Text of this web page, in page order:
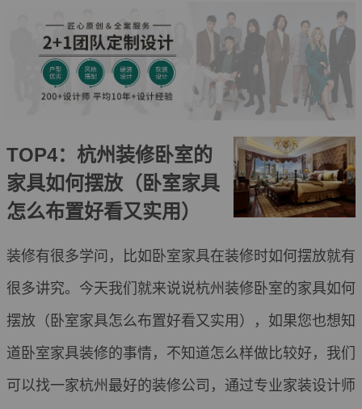
TOP4：杭州装修卧室的
家具如何摆放（卧室家具
怎么布置好看又实用）
装修有很多学问，比如卧室家具在装修时如何摆放就有
很多讲究。今天我们就来说说杭州装修卧室的家具如何
摆放（卧室家具怎么布置好看又实用），如果您也想知
道卧室家具装修的事情，不知道怎么样做比较好，我们
可以找一家杭州最好的装修公司，通过专业家装设计师